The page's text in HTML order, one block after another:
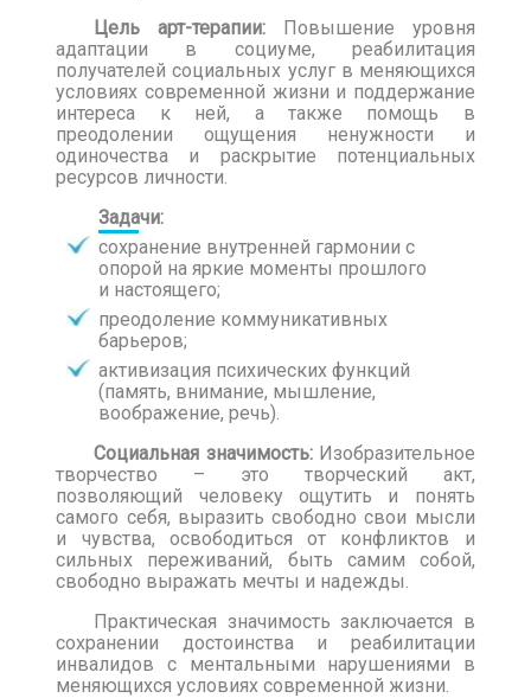
Цель арт-терапии: Повышение уровня
адаптации в социуме, реабилитация
получателей социальных услуг в меняющихся
условиях современной жизни и поддержание
интереса к ней, а также помощь в
преодолении ощущения ненужности и
одиночества и раскрытие потенциальных
ресурсов личности.
Задачи:
сохранение внутренней гармонии с
опорой на яркие моменты прошлого
и настоящего;
преодоление коммуникативных
барьеров;
активизация психических функций
(память, внимание, мышление,
воображение, речь).
Социальная значимость: Изобразительное
творчество – это творческий акт,
позволяющий человеку ощутить и понять
самого себя, выразить свободно свои мысли
и чувства, освободиться от конфликтов и
сильных переживаний, быть самим собой,
свободно выражать мечты и надежды.
Практическая значимость заключается в
сохранении достоинства и реабилитации
инвалидов с ментальными нарушениями в
меняющихся условиях современной жизни.